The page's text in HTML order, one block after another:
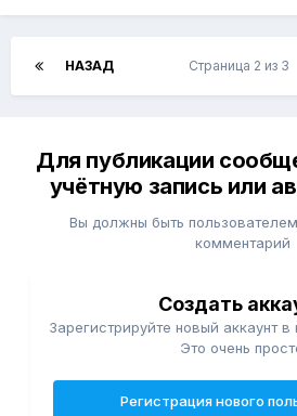
НАЗАД Страница 2 из 3
Для публикации
учётную запись или
Вы должны быть
комментарий
Создать
Зарегистрируйте новый аккаунт
Это очень
Регистрация нового